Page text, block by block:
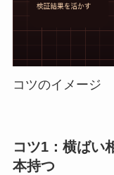
コツのイメージ
コツ1：横ばい
本持つ